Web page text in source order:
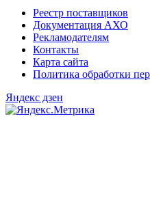
Реестр поставщиков
Документация АХО
Рекламодателям
Контакты
Карта сайта
Политика обработки
Яндекс дзен